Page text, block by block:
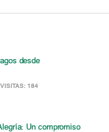
desde
VISITAS: 184
Un compromiso